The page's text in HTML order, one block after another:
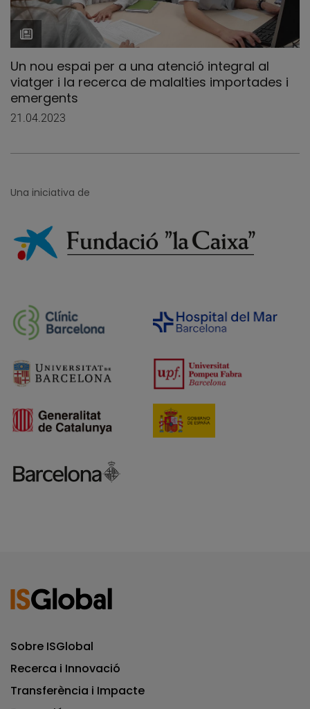
Un nou espai per a una atenció integral al
viatger i la recerca de malalties importades i
emergents
21.04.2023
Una iniciativa de
Sobre ISGlobal
Recerca i Innovació
Transferència i Impacte